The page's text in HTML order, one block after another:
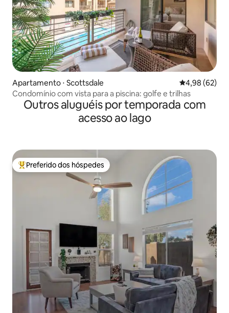
Apartamento ⋅ Scottsdale 4,98 de uma
4,98 (62)
Condomínio com vista para a piscina: golfe e trilhas
Outros aluguéis por temporada com
acesso ao lago
Entre os melhores preferidos dos hóspedes
Preferido dos hóspedes